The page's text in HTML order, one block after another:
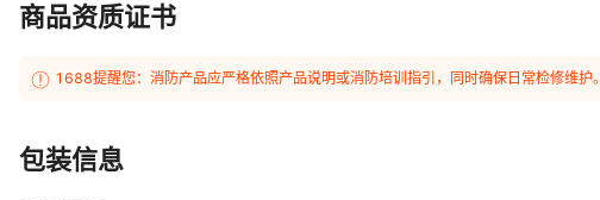
商品资质证书
1688提醒您：消防产品应严格依照产品说明或消防培训指引，同时确保日常检修维护。
包装信息